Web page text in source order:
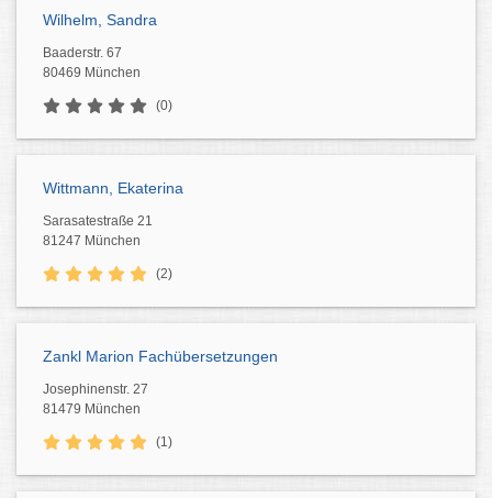
Wilhelm, Sandra
Baaderstr. 67
80469 München
(0)
Wittmann, Ekaterina
Sarasatestraße 21
81247 München
(2)
Zankl Marion Fachübersetzungen
Josephinenstr. 27
81479 München
(1)